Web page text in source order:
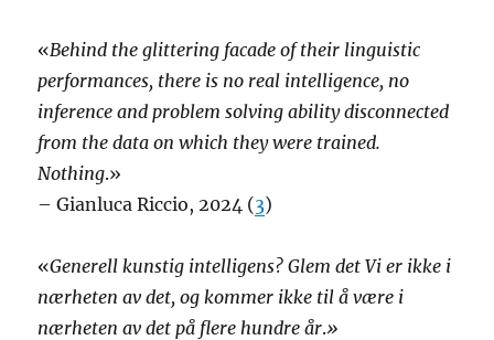
«Behind the glittering facade of their linguistic
performances, there is no real intelligence, no
inference and problem solving ability disconnected
from the data on which they were trained.
Nothing.»
– Gianluca Riccio, 2024 (3)
«Generell kunstig intelligens? Glem det Vi er ikke i
nærheten av det, og kommer ikke til å være i
nærheten av det på flere hundre år.»